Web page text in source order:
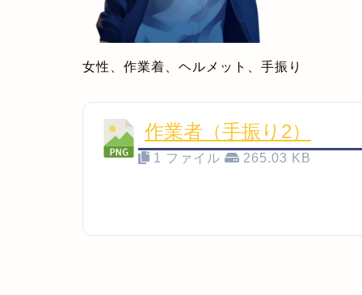
女性、作業着、ヘルメット、手振り
作業者（手振り2）
1 ファイル 265.03 KB